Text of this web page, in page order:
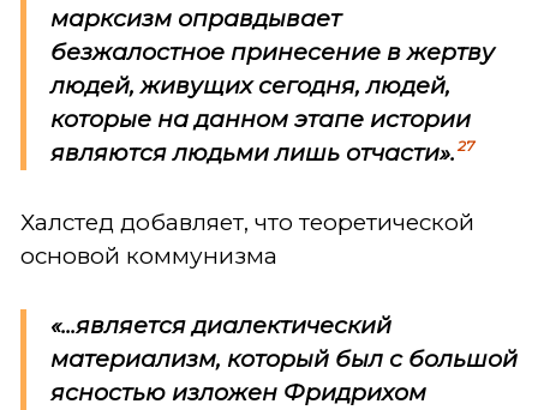
марксизм оправдывает
безжалостное принесение в жертву
людей, живущих сегодня, людей,
которые на данном этапе истории
являются людьми лишь отчасти». 27
Халстед добавляет, что теоретической
основой коммунизма
«...является диалектический
материализм, который был с большой
ясностью изложен Фридрихом